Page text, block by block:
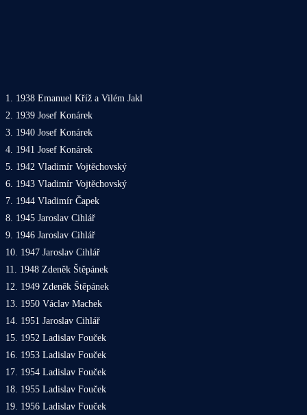
1. 1938 Emanuel Kříž a Vilém Jakl
2. 1939 Josef Konárek
3. 1940 Josef Konárek
4. 1941 Josef Konárek
5. 1942 Vladimír Vojtěchovský
6. 1943 Vladimír Vojtěchovský
7. 1944 Vladimír Čapek
8. 1945 Jaroslav Cihlář
9. 1946 Jaroslav Cihlář
10. 1947 Jaroslav Cihlář
11. 1948 Zdeněk Štěpánek
12. 1949 Zdeněk Štěpánek
13. 1950 Václav Machek
14. 1951 Jaroslav Cihlář
15. 1952 Ladislav Fouček
16. 1953 Ladislav Fouček
17. 1954 Ladislav Fouček
18. 1955 Ladislav Fouček
19. 1956 Ladislav Fouček